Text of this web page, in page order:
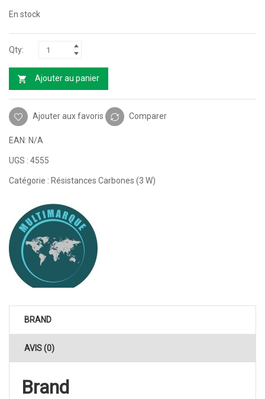
En stock
Ajouter au panier
Ajouter aux favoris Comparer
EAN: N/A
UGS : 4555
Catégorie : Résistances Carbones (3 W)
BRAND
AVIS (0)
Brand